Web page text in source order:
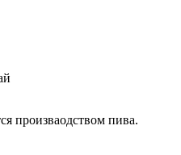
произваодством пива.